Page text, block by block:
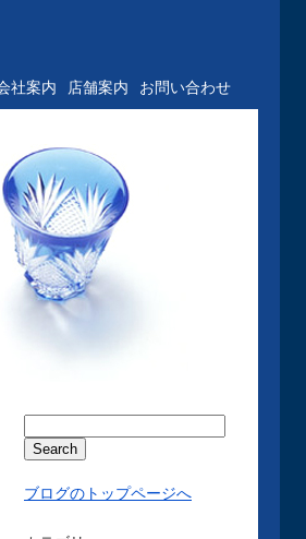
社案内 店舗案内 お問い合わせ
ブログのトップページへ